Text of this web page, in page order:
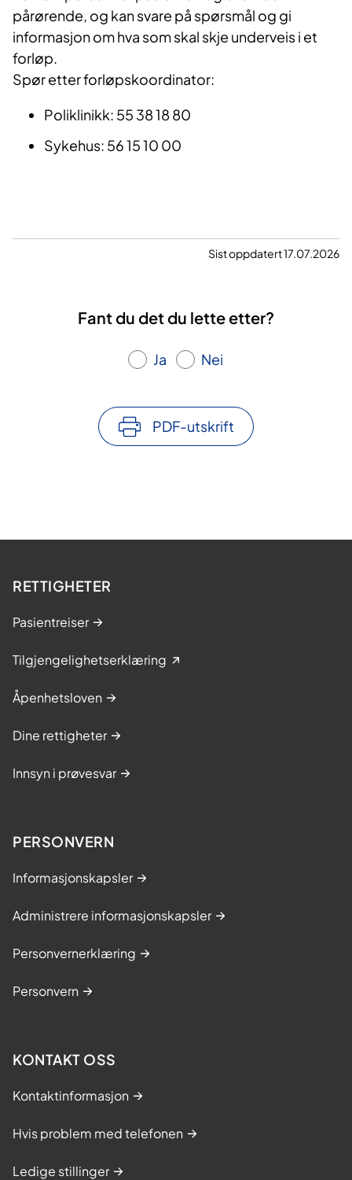
pårørende, og kan svare på spørsmål og gi
informasjon om hva som skal skje underveis i et
forløp.
Spør etter forløpskoordinator:
Poliklinikk: 55 38 18 80
Sykehus: 56 15 10 00
Sist oppdatert 17.07.2026
Fant du det du lette etter?
Ja Nei
PDF-utskrift
RETTIGHETER
Pasientreiser
Tilgjengelighetserklæring
Åpenhetsloven
Dine rettigheter
Innsyn i prøvesvar
PERSONVERN
Informasjonskapsler
Administrere informasjonskapsler
Personvernerklæring
Personvern
KONTAKT OSS
Kontaktinformasjon
Hvis problem med telefonen
Ledige stillinger